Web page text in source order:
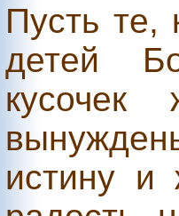
Пусть те,
детей
кусочек
истину и